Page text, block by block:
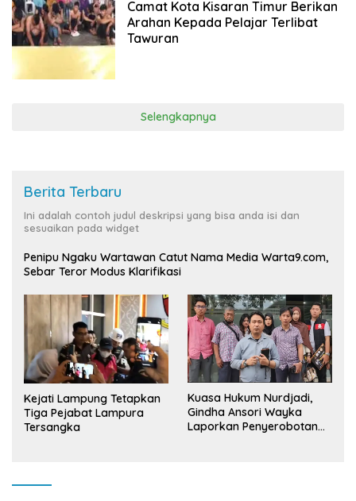
Camat Kota Kisaran Timur Berikan
Arahan Kepada Pelajar Terlibat
Tawuran
Selengkapnya
Berita Terbaru
Ini adalah contoh judul deskripsi yang bisa anda isi dan
sesuaikan pada widget
Penipu Ngaku Wartawan Catut Nama Media Warta9.com,
Sebar Teror Modus Klarifikasi
Kejati Lampung Tetapkan
Tiga Pejabat Lampura
Tersangka
Kuasa Hukum Nurdjadi,
Gindha Ansori Wayka
Laporkan Penyerobotan